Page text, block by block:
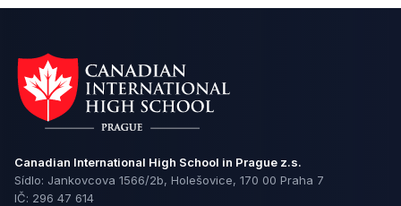
Canadian International High School in Prague z.s.
Sídlo: Jankovcova 1566/2b, Holešovice, 170 00 Praha 7
IČ: 296 47 614